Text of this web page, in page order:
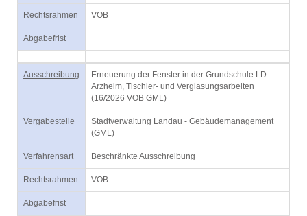
Rechtsrahmen VOB
Abgabefrist
Ausschreibung
Erneuerung der Fenster in der Grundschule LD-
Arzheim, Tischler- und Verglasungsarbeiten
(16/2026 VOB GML)
Vergabestelle
Stadtverwaltung Landau - Gebäudemanagement
(GML)
Verfahrensart Beschränkte Ausschreibung
Rechtsrahmen VOB
Abgabefrist